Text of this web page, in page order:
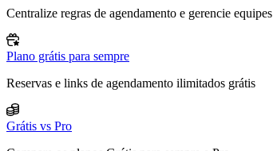
Centralize regras de agendamento e gerencie equipes
Plano grátis para sempre
Reservas e links de agendamento ilimitados grátis
Grátis vs Pro